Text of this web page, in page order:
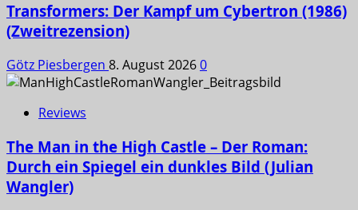
Transformers: Der Kampf um Cybertron (1986)
(Zweitrezension)
Götz Piesbergen 8. August 20260
Reviews
The Man in the High Castle – Der Roman:
Durch ein Spiegel ein dunkles Bild (Julian
Wangler)